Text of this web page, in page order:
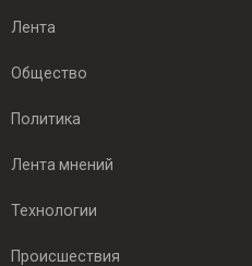
Лента
Общество
Политика
Лента мнений
Технологии
Происшествия